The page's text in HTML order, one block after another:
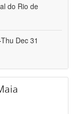
do Rio de
Dec 31